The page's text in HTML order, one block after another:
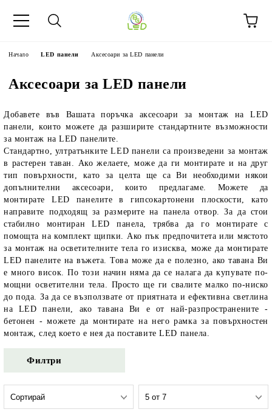
Начало LED панели Аксесоари за LED панели
Аксесоари за LED панели
Добавете във Вашата поръчка аксесоари за монтаж на LED
панели, които можете да разширите стандартните възможности
за монтаж на LED панелите.
Стандартно, ултратънките LED панели са произведени за монтаж
в растерен таван. Ако желаете, може да ги монтирате и на друг
тип повърхности, като за целта ще са Ви необходими някои
допълнителни аксесоари, които предлагаме. Можете да
монтирате LED панелите в гипсокартонени плоскости, като
направите подходящ за размерите на панела отвор. За да стои
стабилно монтиран LED панела, трябва да го монтирате с
помощта на комплект щипки. Ако пък предпочитета или мястото
за монтаж на осветителните тела го изисква, може да монтирате
LED панелите на въжета. Това може да е полезно, ако тавана Ви
е много висок. По този начин няма да се налага да купувате по-
мощни осветителни тела. Просто ще ги свалите малко по-ниско
до пода. За да се възползвате от приятната и ефективна светлина
на LED панели, ако тавана Ви е от най-разпространените -
бетонен - можете да монтирате на него рамка за повърхностен
монтаж, след което е нея да поставите LED панела.
Филтри